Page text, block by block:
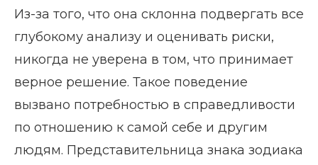
Из-за того, что она склонна подвергать все
глубокому анализу и оценивать риски,
никогда не уверена в том, что принимает
верное решение. Такое поведение
вызвано потребностью в справедливости
по отношению к самой себе и другим
людям. Представительница знака зодиака